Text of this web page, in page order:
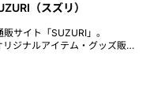
（スズリ）
サイト「SUZURI」。
ジナルアイテム・グッズ販売
。自分だけのTシャツやスマ